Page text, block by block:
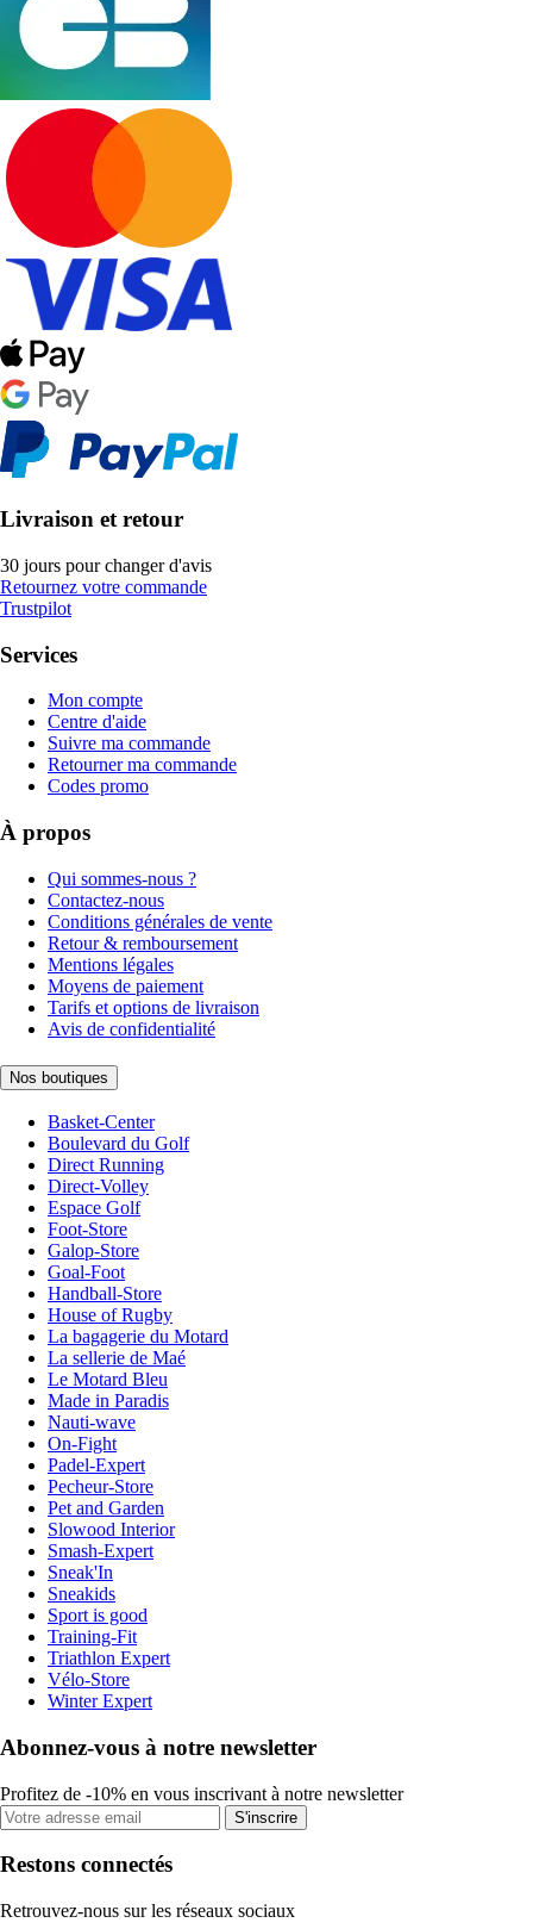
Livraison et retour
30 jours pour changer d'avis
Retournez votre commande
Trustpilot
Services
Mon compte
Centre d'aide
Suivre ma commande
Retourner ma commande
Codes promo
À propos
Qui sommes-nous ?
Contactez-nous
Conditions générales de vente
Retour & remboursement
Mentions légales
Moyens de paiement
Tarifs et options de livraison
Avis de confidentialité
Nos boutiques
Basket-Center
Boulevard du Golf
Direct Running
Direct-Volley
Espace Golf
Foot-Store
Galop-Store
Goal-Foot
Handball-Store
House of Rugby
La bagagerie du Motard
La sellerie de Maé
Le Motard Bleu
Made in Paradis
Nauti-wave
On-Fight
Padel-Expert
Pecheur-Store
Pet and Garden
Slowood Interior
Smash-Expert
Sneak'In
Sneakids
Sport is good
Training-Fit
Triathlon Expert
Vélo-Store
Winter Expert
Abonnez-vous à notre newsletter
Profitez de -10% en vous inscrivant à notre newsletter
S'inscrire
Restons connectés
Retrouvez-nous sur les réseaux sociaux